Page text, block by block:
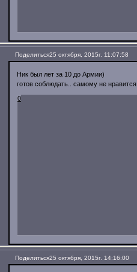
Поделиться25 октября, 2015г. 11:07:58
Ник был лет за 10 до Армии)
готов соблюдать.. самому не
0
Поделиться25 октября, 2015г. 14:16:00